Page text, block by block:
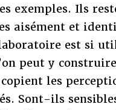
exemples. Ils
aisément et
est si
peut y
les
Sont-ils